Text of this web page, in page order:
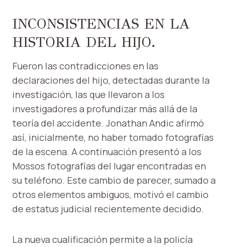
INCONSISTENCIAS EN LA
HISTORIA DEL HIJO.
Fueron las contradicciones en las
declaraciones del hijo, detectadas durante la
investigación, las que llevaron a los
investigadores a profundizar más allá de la
teoría del accidente. Jonathan Andic afirmó
así, inicialmente, no haber tomado fotografías
de la escena. A continuación presentó a los
Mossos fotografías del lugar encontradas en
su teléfono. Este cambio de parecer, sumado a
otros elementos ambiguos, motivó el cambio
de estatus judicial recientemente decidido.
La nueva cualificación permite a la policía